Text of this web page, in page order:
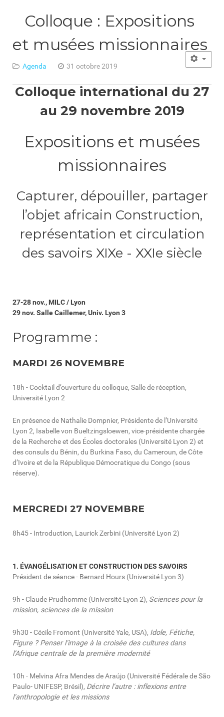
Colloque : Expositions
et musées missionnaires
Agenda 31 octobre 2019
Colloque international du 27
au 29 novembre 2019
Expositions et musées
missionnaires
Capturer, dépouiller, partager
l’objet africain Construction,
représentation et circulation
des savoirs XIXe - XXIe siècle
27-28 nov., MILC / Lyon
29 nov. Salle Caillemer, Univ. Lyon 3
Programme :
MARDI 26 NOVEMBRE
18h - Cocktail d’ouverture du colloque, Salle de réception,
Université Lyon 2
En présence de Nathalie Dompnier, Présidente de l’Université
Lyon 2, Isabelle von Bueltzingsloewen, vice-présidente chargée
de la Recherche et des Écoles doctorales (Université Lyon 2) et
des consuls du Bénin, du Burkina Faso, du Cameroun, de Côte
d’Ivoire et de la République Démocratique du Congo (sous
réserve).
MERCREDI 27 NOVEMBRE
8h45 - Introduction, Laurick Zerbini (Université Lyon 2)
1. ÉVANGÉLISATION ET CONSTRUCTION DES SAVOIRS
Président de séance - Bernard Hours (Université Lyon 3)
9h - Claude Prudhomme (Université Lyon 2), Sciences pour la
mission, sciences de la mission
9h30 - Cécile Fromont (Université Yale, USA), Idole, Fétiche,
Figure ? Penser l’image à la croisée des cultures dans
l’Afrique centrale de la première modernité
10h - Melvina Afra Mendes de Araújo (Université Fédérale de São
Paulo- UNIFESP, Brésil), Décrire l’autre : inflexions entre
l’anthropologie et les missions